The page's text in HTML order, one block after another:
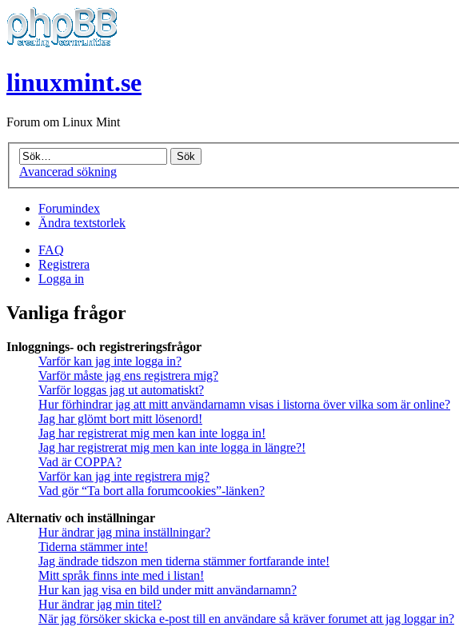
linuxmint.se
Forum om Linux Mint
Avancerad sökning
Forumindex
Ändra textstorlek
FAQ
Registrera
Logga in
Vanliga frågor
Inloggnings- och registreringsfrågor
Varför kan jag inte logga in?
Varför måste jag ens registrera mig?
Varför loggas jag ut automatiskt?
Hur förhindrar jag att mitt användarnamn visas i listorna över vilka som är online?
Jag har glömt bort mitt lösenord!
Jag har registrerat mig men kan inte logga in!
Jag har registrerat mig men kan inte logga in längre?!
Vad är COPPA?
Varför kan jag inte registrera mig?
Vad gör “Ta bort alla forumcookies”-länken?
Alternativ och inställningar
Hur ändrar jag mina inställningar?
Tiderna stämmer inte!
Jag ändrade tidszon men tiderna stämmer fortfarande inte!
Mitt språk finns inte med i listan!
Hur kan jag visa en bild under mitt användarnamn?
Hur ändrar jag min titel?
När jag försöker skicka e-post till en användare så kräver forumet att jag loggar in?